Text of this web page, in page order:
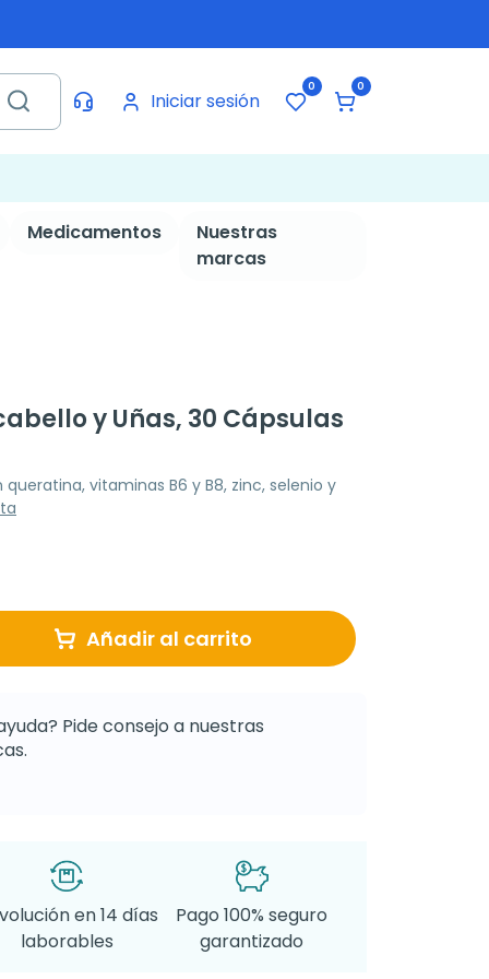
Iniciar sesión
0 0
Medicamentos
Nuestras
marcas
y Uñas, 30 Cápsulas
vitaminas B6 y B8, zinc, selenio y
Añadir al carrito
Pide consejo a nuestras
en 14 días
laborables
Pago 100% seguro
garantizado